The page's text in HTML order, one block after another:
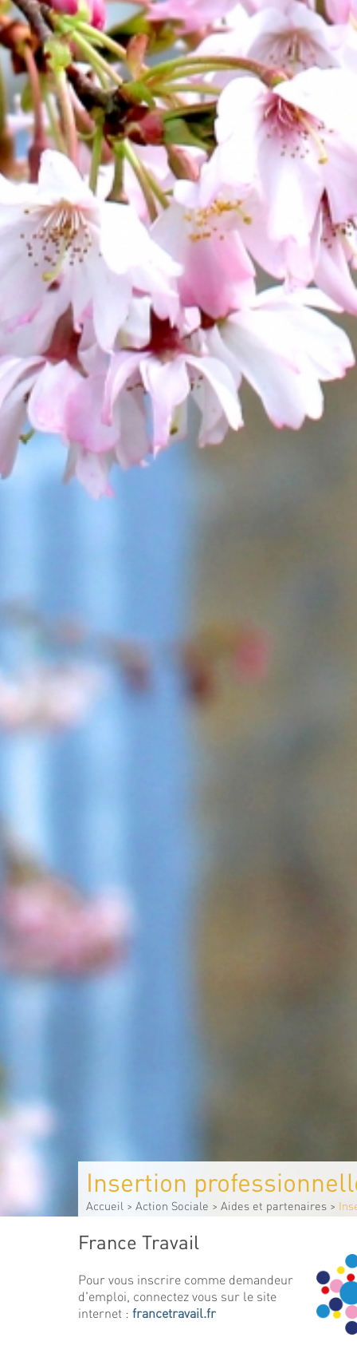
Insertion
Accueil > Action Sociale > Aides et partenaires>
France Travail
Pour vous inscrire comme demandeur
d'emploi, connectez vous sur le site
internet : francetravail.fr